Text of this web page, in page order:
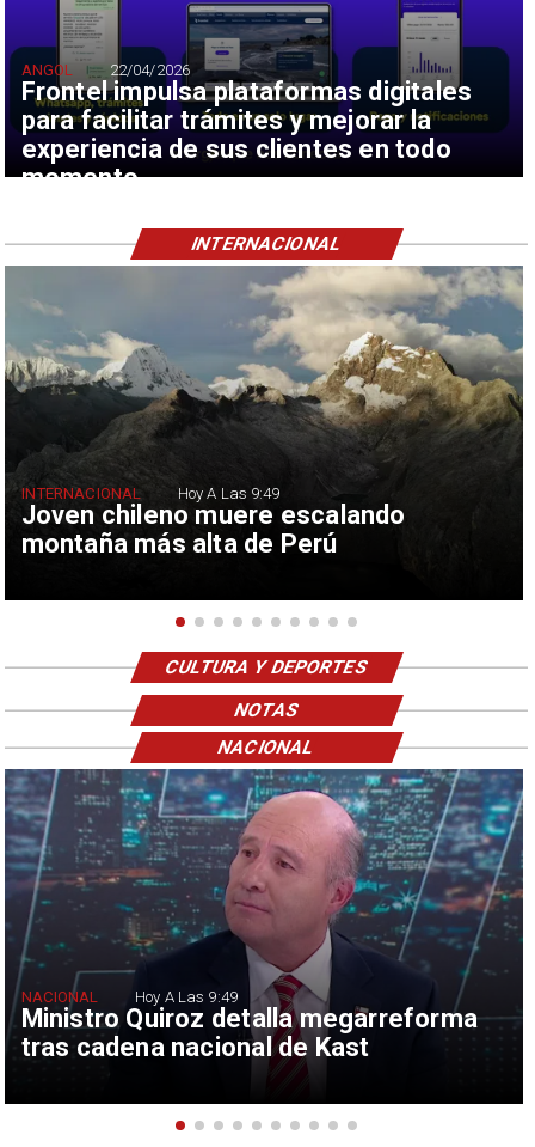
Frontel impulsa plataformas digitales
para facilitar trámites y mejorar la
experiencia de sus clientes en todo
momento
ANGOL 22/04/2026
Joven chileno muere escalando
montaña más alta de Perú
INTERNACIONAL Hoy A Las 9:49
INTERNACIONAL
CULTURA Y DEPORTES
NOTAS
Ministro Quiroz detalla megarreforma
tras cadena nacional de Kast
NACIONAL Hoy A Las 9:49
NACIONAL